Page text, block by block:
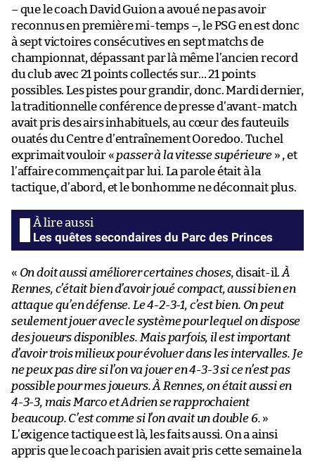
– que le coach David Guion a avoué ne pas avoir
reconnus en première mi-temps –, le PSG en est donc
à sept victoires consécutives en sept matchs de
championnat, dépassant par là même l’ancien record
du club avec 21 points collectés sur… 21 points
possibles. Les pistes pour grandir, donc. Mardi dernier,
la traditionnelle conférence de presse d’avant-match
avait pris des airs inhabituels, au cœur des fauteuils
ouatés du Centre d’entraînement Ooredoo. Tuchel
exprimait vouloir « passer à la vitesse supérieure » , et
l’affaire commençait par lui. La parole était à la
tactique, d’abord, et le bonhomme ne déconnait plus.
Les quêtes secondaires du Parc des Princes
« On doit aussi améliorer certaines choses, disait-il.À
Rennes, c’était bien d’avoir joué compact, aussi bien en
attaque qu’en défense. Le 4-2-3-1, c’est bien. On peut
seulement jouer avec le système pour lequel on dispose
des joueurs disponibles. Mais parfois, il est important
d’avoir trois milieux pour évoluer dans les intervalles. Je
ne peux pas dire si l’on va jouer en 4-3-3 si ce n’est pas
possible pour mes joueurs. À Rennes, on était aussi en
4-3-3, mais Marco et Adrien se rapprochaient
beaucoup. C’est comme si l’on avait un double 6. »
L’exigence tactique est là, les faits aussi. On a ainsi
appris que le coach parisien avait pris cette semaine la